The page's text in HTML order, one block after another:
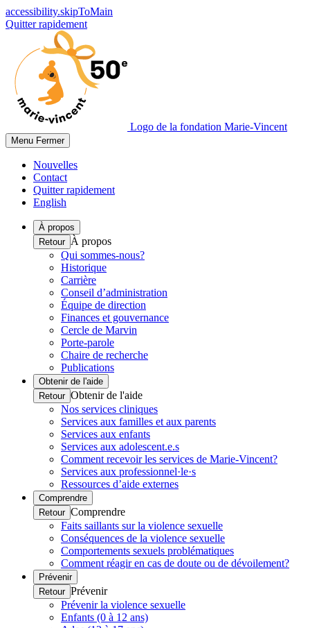
accessibility.skipToMain
Quitter rapidement
Logo de la fondation Marie-Vincent
Menu Fermer
Nouvelles
Contact
Quitter rapidement
English
À propos
Retour À propos
Qui sommes-nous?
Historique
Carrière
Conseil d’administration
Équipe de direction
Finances et gouvernance
Cercle de Marvin
Porte-parole
Chaire de recherche
Publications
Obtenir de l'aide
Retour Obtenir de l'aide
Nos services cliniques
Services aux familles et aux parents
Services aux enfants
Services aux adolescent.e.s
Comment recevoir les services de Marie-Vincent?
Services aux professionnel·le·s
Ressources d’aide externes
Comprendre
Retour Comprendre
Faits saillants sur la violence sexuelle
Conséquences de la violence sexuelle
Comportements sexuels problématiques
Comment réagir en cas de doute ou de dévoilement?
Prévenir
Retour Prévenir
Prévenir la violence sexuelle
Enfants (0 à 12 ans)